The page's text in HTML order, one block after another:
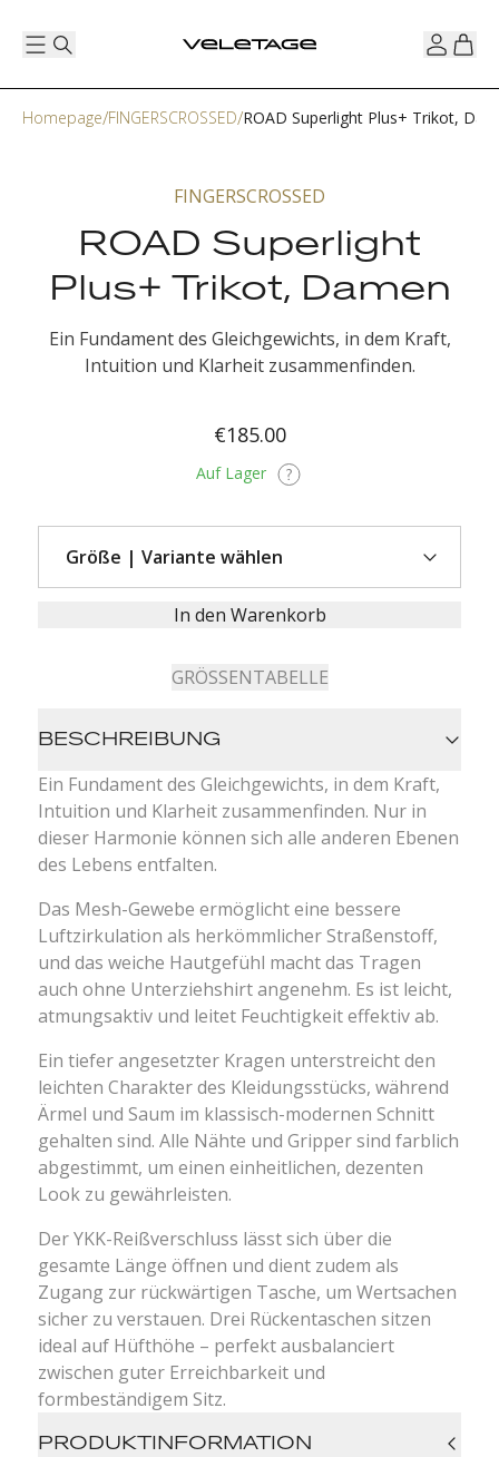
Homepage FINGERSCROSSED ROAD Superlight Plus+ Trikot,
FINGERSCROSSED
ROAD Superlight
Plus+ Trikot, Damen
Ein Fundament des Gleichgewichts, in dem Kraft,
Intuition und Klarheit zusammenfinden.
€185.00
Auf Lager
In den Warenkorb
GRÖSSENTABELLE
BESCHREIBUNG
Ein Fundament des Gleichgewichts, in dem Kraft,
Intuition und Klarheit zusammenfinden. Nur in
dieser Harmonie können sich alle anderen Ebenen
des Lebens entfalten.
Das Mesh-Gewebe ermöglicht eine bessere
Luftzirkulation als herkömmlicher Straßenstoff,
und das weiche Hautgefühl macht das Tragen
auch ohne Unterziehshirt angenehm. Es ist leicht,
atmungsaktiv und leitet Feuchtigkeit effektiv ab.
Ein tiefer angesetzter Kragen unterstreicht den
leichten Charakter des Kleidungsstücks, während
Ärmel und Saum im klassisch-modernen Schnitt
gehalten sind. Alle Nähte und Gripper sind farblich
abgestimmt, um einen einheitlichen, dezenten
Look zu gewährleisten.
Der YKK-Reißverschluss lässt sich über die
gesamte Länge öffnen und dient zudem als
Zugang zur rückwärtigen Tasche, um Wertsachen
sicher zu verstauen. Drei Rückentaschen sitzen
ideal auf Hüfthöhe – perfekt ausbalanciert
zwischen guter Erreichbarkeit und
formbeständigem Sitz.
PRODUKTINFORMATION